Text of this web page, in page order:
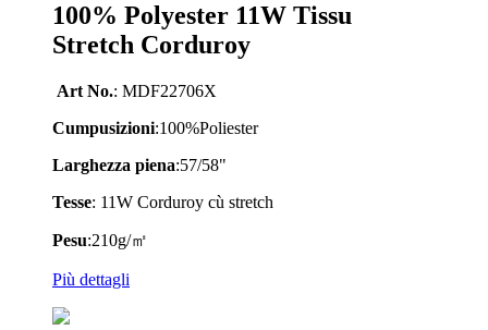
100% Polyester 11W Tissu
Stretch Corduroy
Art No.: MDF22706X
Cumpusizioni:100%Poliester
Larghezza piena:57/58"
Tesse: 11W Corduroy cù stretch
Pesu:210g/㎡
Più dettagli